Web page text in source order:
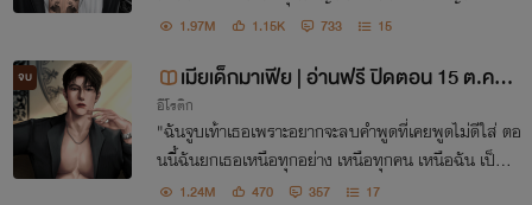
บียนสมรสกับเจ้านายตัวเอง
1.97M 1.15K 733 15
จบ
เมียเด็กมาเฟีย | อ่านฟรี ปิดตอน 15 ต.ค. 6
6 ฉบับเต็มที่อีบุ๊คเท่านั้นค่ะ
อีโรติก
"ฉันจูบเท้าเธอเพราะอยากจะลบคำพูดที่เคยพูดไม่ดีใส่ ตอ
นนี้ฉันยกเธอเหนือทุกอย่าง เหนือทุกคน เหนือฉัน เป็นเจ้
าของชีวิต อยู่กับฉัน อย่าหนีไปไหนอีกเลยนะคนดี"
1.24M 470 357 17